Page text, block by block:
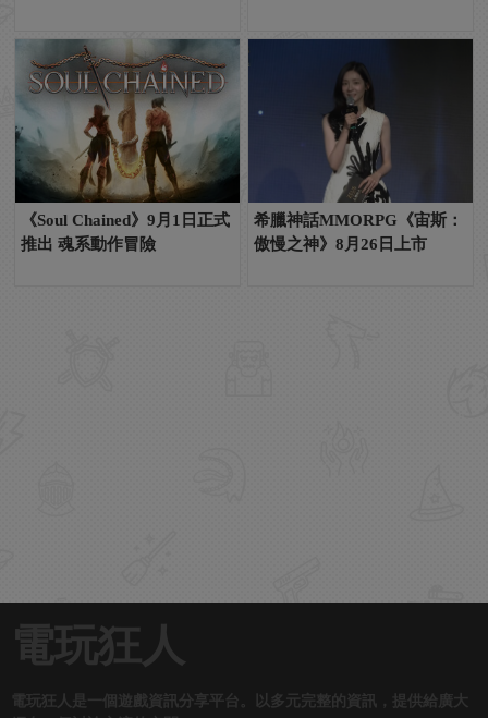
《Soul Chained》9月1日正式
推出 魂系動作冒險
希臘神話MMORPG《宙斯：
傲慢之神》8月26日上市
電玩狂人
電玩狂人是一個遊戲資訊分享平台。以多元完整的資訊，提供給廣大